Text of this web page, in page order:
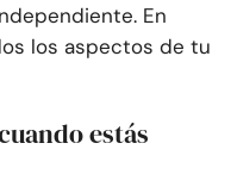
En
los aspectos de tu
estás